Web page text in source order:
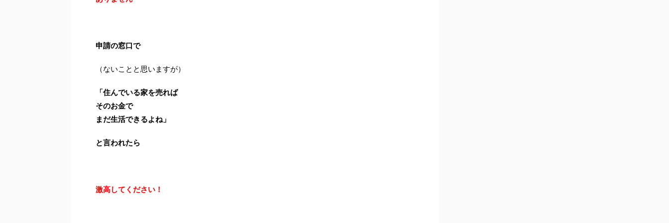
申請の窓口で
（ないことと思いますが）
「住んでいる家を売れば
そのお金で
まだ生活できるよね」
と言われたら
激高してください！